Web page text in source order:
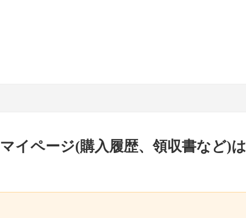
マイページ(購入履歴、領収書など)は